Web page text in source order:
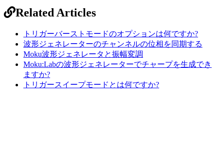
Related Articles
トリガーバーストモードのオプションは何ですか?
波形ジェネレーターのチャンネルの位相を同期する
Moku波形ジェネレータと振幅変調
Moku:Labの波形ジェネレーターでチャープを生成でき
ますか?
トリガースイープモードとは何ですか?